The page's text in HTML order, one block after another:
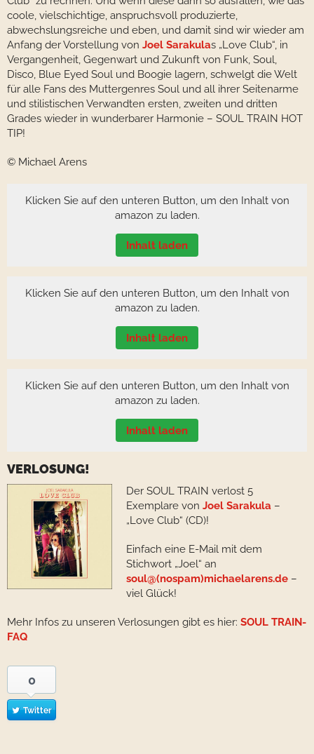
coole, vielschichtige, anspruchsvoll produzierte,
abwechslungsreiche und eben, und damit sind wir wieder am
Anfang der Vorstellung von Joel Sarakulas „Love Club“, in
Vergangenheit, Gegenwart und Zukunft von Funk, Soul,
Disco, Blue Eyed Soul und Boogie lagern, schwelgt die Welt
für alle Fans des Muttergenres Soul und all ihrer Seitenarme
und stilistischen Verwandten ersten, zweiten und dritten
Grades wieder in wunderbarer Harmonie – SOUL TRAIN HOT
TIP!
© Michael Arens
Klicken Sie auf den unteren Button, um den Inhalt von
amazon zu laden.
Inhalt laden
Klicken Sie auf den unteren Button, um den Inhalt von
amazon zu laden.
Inhalt laden
Klicken Sie auf den unteren Button, um den Inhalt von
amazon zu laden.
Inhalt laden
VERLOSUNG!
Der SOUL TRAIN verlost 5
Exemplare von Joel Sarakula –
„Love Club“ (CD)!
Einfach eine E-Mail mit dem
Stichwort „Joel“ an
soul@(nospam)michaelarens.de –
viel Glück!
Mehr Infos zu unseren Verlosungen gibt es hier: SOUL TRAIN-
FAQ
0
Twitter